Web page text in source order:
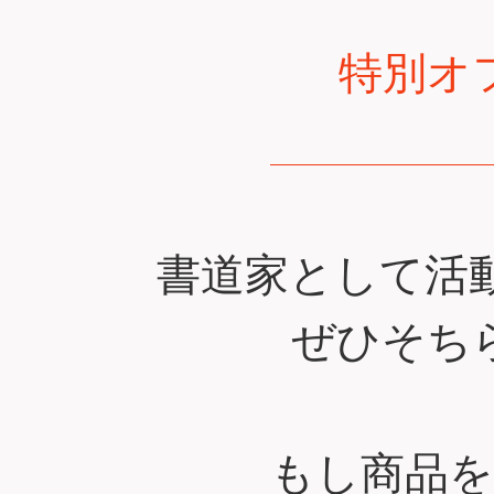
特別オ
書道家として
ぜひそち
もし商品